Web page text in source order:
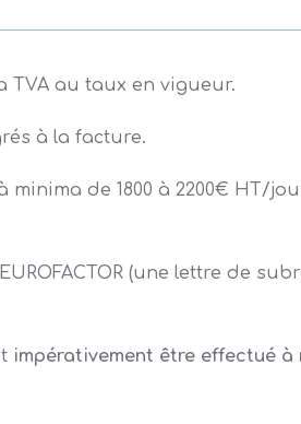
TVA au taux en vigueur.
à la facture.
de 1800 à 2200€ HT/
(une lettre de
impérativement être effectué